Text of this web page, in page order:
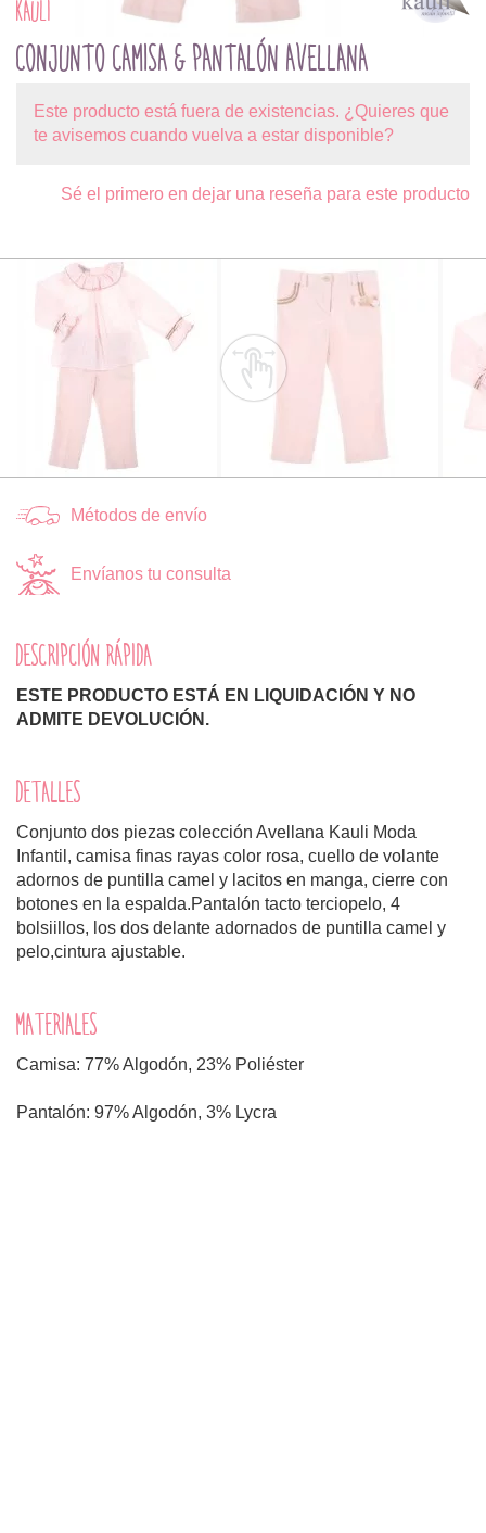
KAULI
CONJUNTO CAMISA & PANTALÓN AVELLANA
Este producto está fuera de existencias. ¿Quieres que
te avisemos cuando vuelva a estar disponible?
Sé el primero en dejar una reseña para este producto
Métodos de envío
Envíanos tu consulta
DESCRIPCIÓN RÁPIDA
ESTE PRODUCTO ESTÁ EN LIQUIDACIÓN Y NO
ADMITE DEVOLUCIÓN.
DETALLES
Conjunto dos piezas colección Avellana Kauli Moda
Infantil, camisa finas rayas color rosa, cuello de volante
adornos de puntilla camel y lacitos en manga, cierre con
botones en la espalda.Pantalón tacto terciopelo, 4
bolsiillos, los dos delante adornados de puntilla camel y
pelo,cintura ajustable.
MATERIALES
Camisa: 77% Algodón, 23% Poliéster
Pantalón: 97% Algodón, 3% Lycra